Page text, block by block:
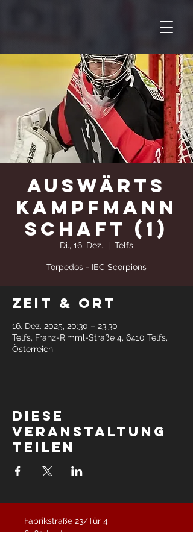
Auswärts
Kampfmann
schaft (1)
Di., 16. Dez.
  |
Telfs
Torpedos - IEC Scorpions
Zeit & Ort
16. Dez. 2025, 20:30 – 23:30
Telfs, Franz-Rimml-Straße 4, 6410 Telfs,
Österreich
Diese
Veranstaltung
teilen
Fabrikstraße 23/Tür 4
6460 Imst